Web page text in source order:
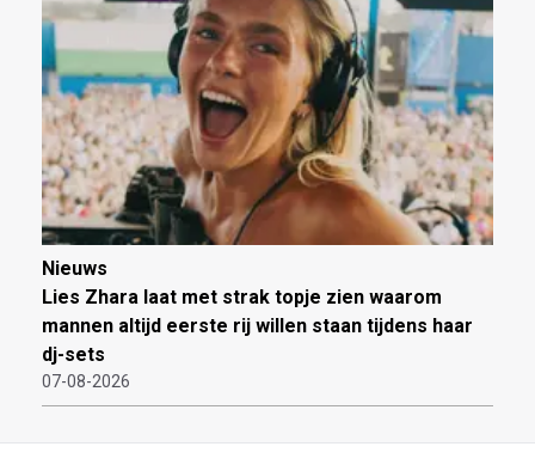
Nieuws
Lies Zhara laat met strak topje zien waarom
mannen altijd eerste rij willen staan tijdens haar
dj-sets
07-08-2026